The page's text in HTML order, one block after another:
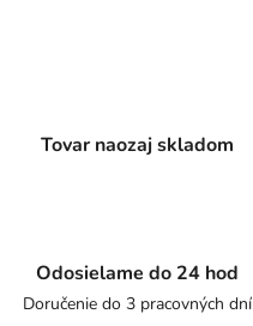
Tovar naozaj skladom
Odosielame do 24 hod
Doručenie do 3 pracovných dní